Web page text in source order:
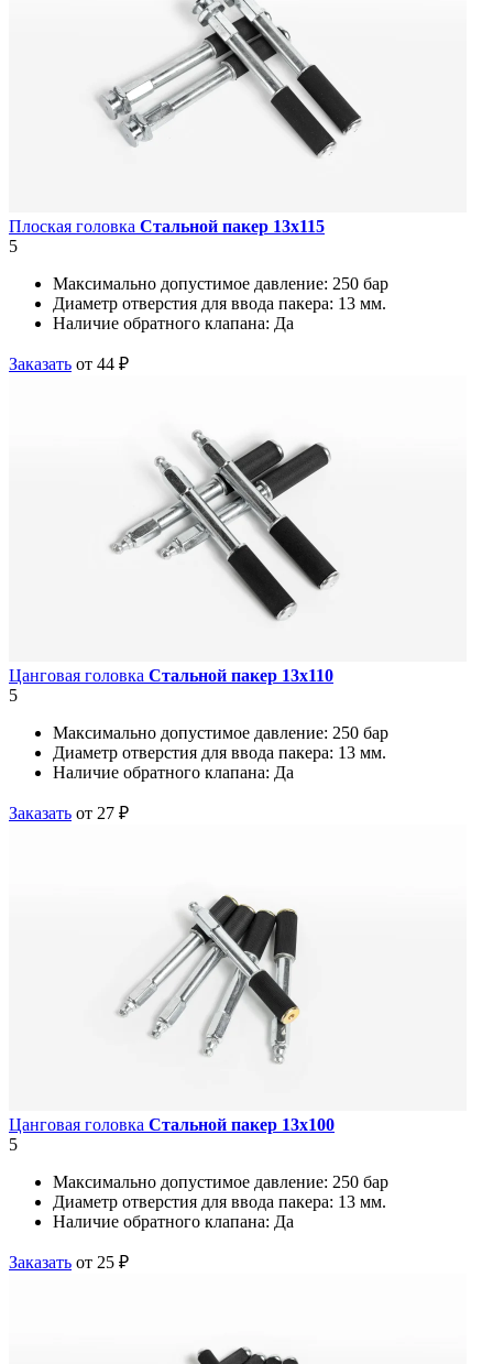
Плоская головка Стальной пакер 13х115
5
Максимально допустимое давление: 250 бар
Диаметр отверстия для ввода пакера: 13 мм.
Наличие обратного клапана: Да
Заказать от 44 ₽
Цанговая головка Стальной пакер 13х110
5
Максимально допустимое давление: 250 бар
Диаметр отверстия для ввода пакера: 13 мм.
Наличие обратного клапана: Да
Заказать от 27 ₽
Цанговая головка Стальной пакер 13х100
5
Максимально допустимое давление: 250 бар
Диаметр отверстия для ввода пакера: 13 мм.
Наличие обратного клапана: Да
Заказать от 25 ₽